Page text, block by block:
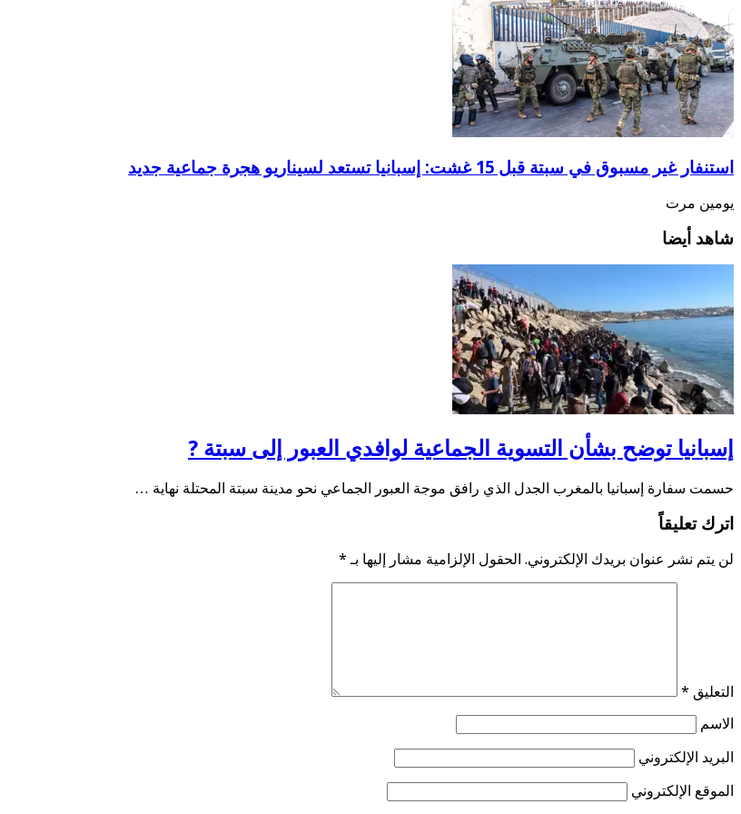
استنفار غير مسبوق في سبتة قبل 15 غشت: إسبانيا تستعد لسيناريو هجرة جماعية جديد
يومين مرت
شاهد أيضا
إسبانيا توضح بشأن التسوية الجماعية لوافدي العبور إلى سبتة ?
حسمت سفارة إسبانيا بالمغرب الجدل الذي رافق موجة العبور الجماعي نحو مدينة سبتة المحتلة نهاية …
اترك تعليقاً
لن يتم نشر عنوان بريدك الإلكتروني. الحقول الإلزامية مشار إليها بـ *
التعليق *
الاسم
البريد الإلكتروني
الموقع الإلكتروني